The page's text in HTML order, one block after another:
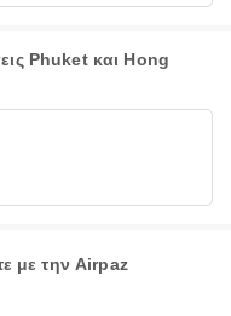
Phuket και Hong
με την Airpaz